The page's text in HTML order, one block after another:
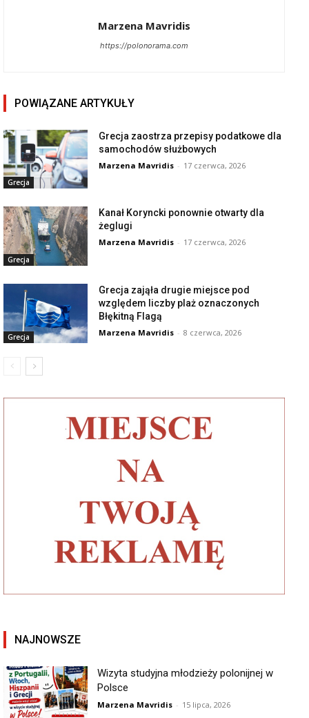
Marzena Mavridis
https://polonorama.com
POWIĄZANE ARTYKUŁY
Grecja
Grecja zaostrza przepisy podatkowe dla
samochodów służbowych
Marzena Mavridis - 17 czerwca, 2026
Grecja
Kanał Koryncki ponownie otwarty dla
żeglugi
Marzena Mavridis - 17 czerwca, 2026
Grecja
Grecja zająła drugie miejsce pod
względem liczby plaż oznaczonych
Błękitną Flagą
Marzena Mavridis - 8 czerwca, 2026
NAJNOWSZE
Wizyta studyjna młodzieży polonijnej w
Polsce
Marzena Mavridis - 15 lipca, 2026